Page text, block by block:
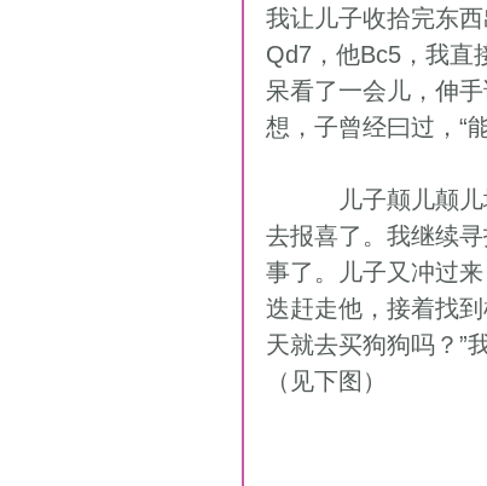
我让儿子收拾完东
Qd7，他Bc5，我直
呆看了一会儿，伸
想，子曾经曰过，“
去报喜了。我继续
事了。儿子又冲过
迭赶走他，接着找
天就去买狗狗吗？”
（见下图）